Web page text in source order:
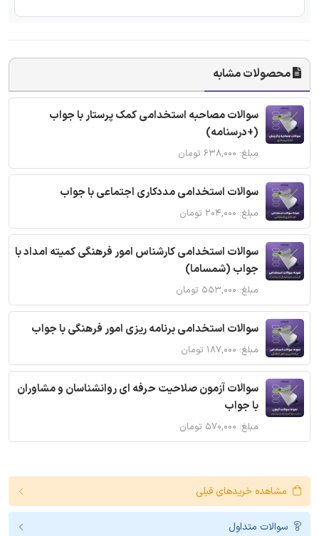
محصولات مشابه
سوالات مصاحبه استخدامی کمک پرستار با جواب
(+درسنامه)
مبلغ: ۶۳۸,۰۰۰ تومان
سوالات استخدامی مددکاری اجتماعی با جواب
مبلغ: ۲۰۴,۰۰۰ تومان
سوالات استخدامی کارشناس امور فرهنگی کمیته امداد با
جواب (شمساما)
مبلغ: ۵۵۳,۰۰۰ تومان
سوالات استخدامی برنامه ریزی امور فرهنگی با جواب
مبلغ: ۱۸۷,۰۰۰ تومان
سوالات آزمون صلاحیت حرفه ای روانشناسان و مشاوران
با جواب
مبلغ: ۵۷۰,۰۰۰ تومان
مشاهده خریدهای قبلی
سوالات متداول